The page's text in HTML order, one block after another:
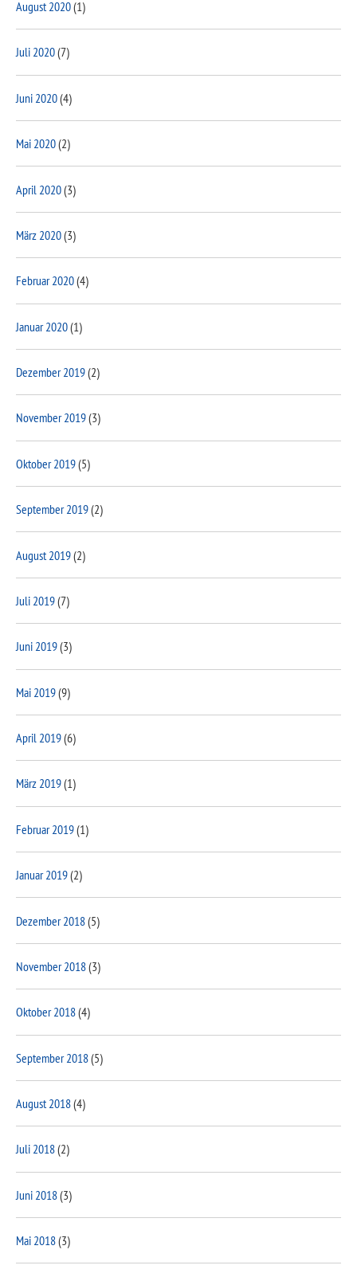
August 2020(1)
Juli 2020(7)
Juni 2020(4)
Mai 2020(2)
April 2020(3)
März 2020(3)
Februar 2020(4)
Januar 2020(1)
Dezember 2019(2)
November 2019(3)
Oktober 2019(5)
September 2019(2)
August 2019(2)
Juli 2019(7)
Juni 2019(3)
Mai 2019(9)
April 2019(6)
März 2019(1)
Februar 2019(1)
Januar 2019(2)
Dezember 2018(5)
November 2018(3)
Oktober 2018(4)
September 2018(5)
August 2018(4)
Juli 2018(2)
Juni 2018(3)
Mai 2018(3)